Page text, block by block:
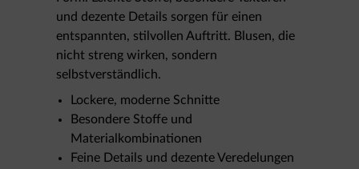
und dezente Details sorgen für einen
entspannten, stilvollen Auftritt. Blusen, die
nicht streng wirken, sondern
selbstverständlich.
Lockere, moderne Schnitte
Besondere Stoffe und
Materialkombinationen
Feine Details und dezente Veredelungen